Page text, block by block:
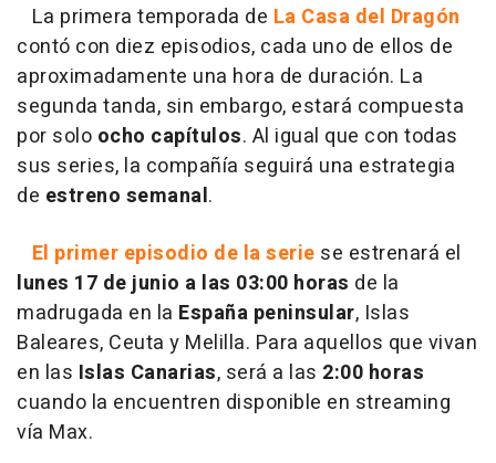
La primera temporada de La Casa del Dragón
contó con diez episodios, cada uno de ellos de
aproximadamente una hora de duración. La
segunda tanda, sin embargo, estará compuesta
por solo ocho capítulos. Al igual que con todas
sus series, la compañía seguirá una estrategia
de estreno semanal.
El primer episodio de la serie se estrenará el
lunes 17 de junio a las 03:00 horas de la
madrugada en la España peninsular, Islas
Baleares, Ceuta y Melilla. Para aquellos que vivan
en las Islas Canarias, será a las 2:00 horas
cuando la encuentren disponible en streaming
vía Max.